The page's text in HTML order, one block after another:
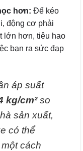
hơn: Để kéo
động cơ phải
lớn hơn, tiêu hao
bạn ra sức đạp
áp suất
kg/cm²so
sản xuất,
có thể
một cách